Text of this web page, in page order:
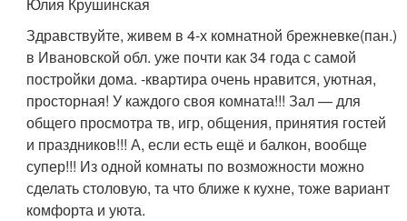
Здравствуйте, живем в 4-х комнатной брежневке(пан.)
в Ивановской обл. уже почти как 34 года с самой
постройки дома. -квартира очень нравится, уютная,
просторная! У каждого своя комната!!! Зал — для
общего просмотра тв, игр, общения, принятия гостей
и праздников!!! А, если есть ещё и балкон, вообще
супер!!! Из одной комнаты по возможности можно
сделать столовую, та что ближе к кухне, тоже вариант
комфорта и уюта.